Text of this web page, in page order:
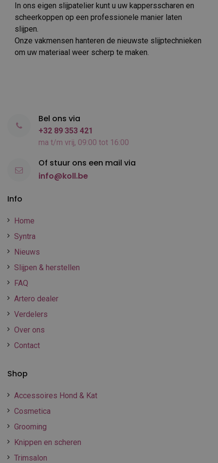
In ons eigen slijpatelier kunt u uw kappersscharen en
scheerkoppen op een professionele manier laten
slijpen.
Onze vakmensen hanteren de nieuwste slijptechnieken
om uw materiaal weer scherp te maken.
Info
Home
Syntra
Nieuws
Slijpen & herstellen
FAQ
Artero dealer
Verdelers
Over ons
Contact
Shop
Accessoires Hond & Kat
Cosmetica
Grooming
Knippen en scheren
Trimsalon
Bel ons via
+32 89 353 421
ma t/m vrij, 09:00 tot 16:00
Of stuur ons een mail via
info@koll.be